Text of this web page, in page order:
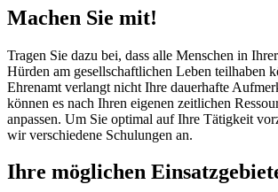
Machen Sie mit!
Tragen Sie dazu bei, dass alle Menschen in
Hürden am gesellschaftlichen Leben teilhaben
Ehrenamt verlangt nicht Ihre dauerhafte
können es nach Ihren eigenen zeitlichen
anpassen. Um Sie optimal auf Ihre Tätigkeit
wir verschiedene Schulungen an.
Ihre möglichen